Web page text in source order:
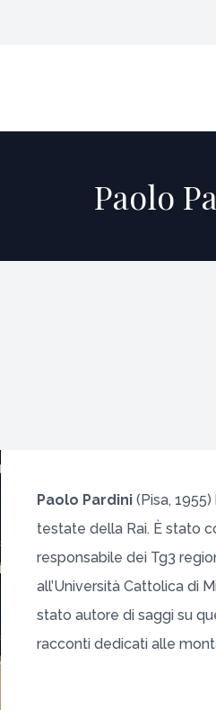
Paolo
Paolo Pardini (Pisa,
testate della Rai. È stato
responsabile dei Tg3
all’Università Cattolica di
stato autore di saggi su
racconti dedicati alle